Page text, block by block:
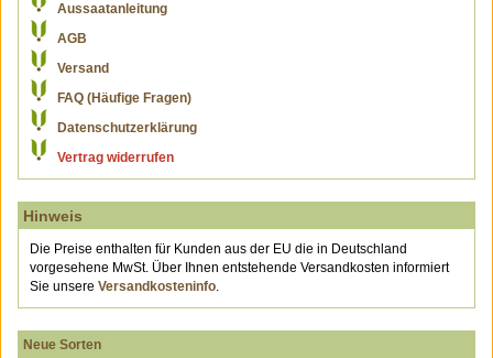
Aussaatanleitung
AGB
Versand
FAQ (Häufige Fragen)
Datenschutzerklärung
Vertrag widerrufen
Hinweis
Die Preise enthalten für Kunden aus der EU die in Deutschland
vorgesehene MwSt. Über Ihnen entstehende Versandkosten informiert
Sie unsere Versandkosteninfo.
Neue Sorten